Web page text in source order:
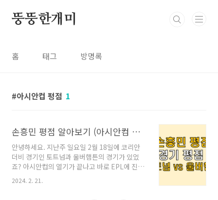
뚱뚱한개미
홈 태그 방명록
아시안컵 평점 1
손흥민 평점 알아보기 (아시안컴 평점 / 토트넘 울버햄튼 경기)
안녕하세요. 지난주 일요일 2월 18일에 코리안
더비 경기인 토트넘과 울버햄튼의 경기가 있었
죠? 아시안컵의 열기가 끝나고 바로 EPL에 진출
한 두 선수의 경기라 아주 관심이 뜨거웠습니다.
결과는.. 울버햄튼의 2:1 승리였습니다. 개인적으
2024. 2. 21.